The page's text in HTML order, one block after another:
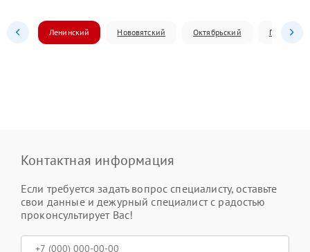
Ленинский Нововятский Октябрьский
Контактная информация
Если требуется задать вопрос специалисту, оставьте
свои данные и дежурный специалист с радостью
проконсультирует Вас!